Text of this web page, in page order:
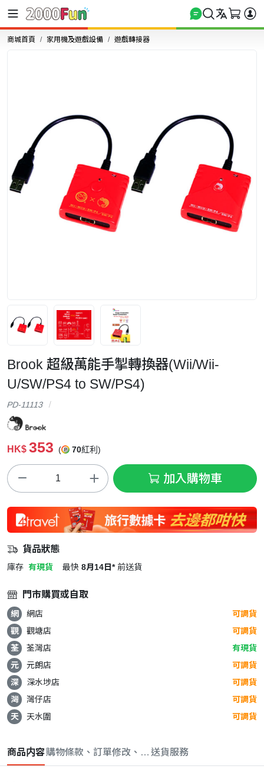
商城首頁 家用機及遊戲設備 遊戲轉接器
Brook 超級萬能手掣轉換器(Wii/Wii-
U/SW/PS4 to SW/PS4)
PD-11113
HK$ 353 ( 70紅利)
加入購物車
貨品狀態
庫存 有現貨 最快 8月14日* 前送貨
門市購買或自取
網 網店
可調貨
觀
觀塘店
可調貨
荃
荃灣店
有現貨
元
元朗店
可調貨
深
深水埗店
可調貨
灣
灣仔店
可調貨
天
天水圍 可調貨
商品内容購物條款、訂單修改、取消與退款政策
送貨服務